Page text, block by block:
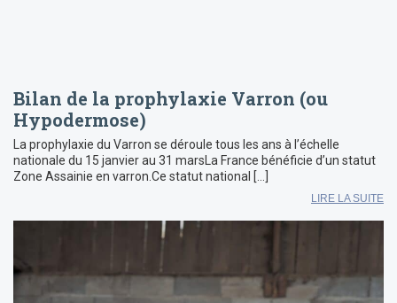
Bilan de la prophylaxie Varron (ou
Hypodermose)
La prophylaxie du Varron se déroule tous les ans à l’échelle
nationale du 15 janvier au 31 marsLa France bénéficie d’un statut
Zone Assainie en varron.Ce statut national […]
LIRE LA SUITE